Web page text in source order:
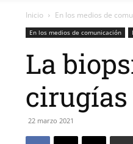
Inicio En los medios de
En los medios de comunicación
La
22 marzo 2021